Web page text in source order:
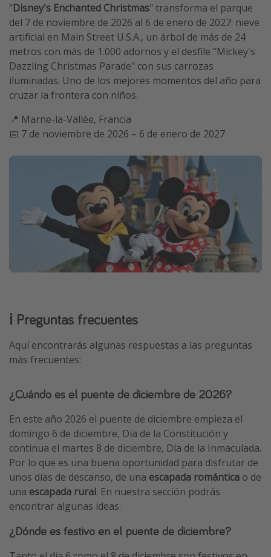
"Disney's Enchanted Christmas" transforma el parque
del 7 de noviembre de 2026 al 6 de enero de 2027: nieve
artificial en Main Street U.S.A., un árbol de más de 24
metros con más de 1.000 adornos y el desfile "Mickey's
Dazzling Christmas Parade" con sus carrozas
iluminadas. Uno de los mejores momentos del año para
cruzar la frontera con niños.
📍 Marne-la-Vallée, Francia
📅 7 de noviembre de 2026 – 6 de enero de 2027
ℹ️ Preguntas frecuentes
Aquí encontrarás algunas respuestas a las preguntas
más frecuentes:
¿Cuándo es el puente de diciembre de 2026?
En este año 2026 el puente de diciembre empieza el
domingo 6 de diciembre, Día de la Constitución y
continua el martes 8 de diciembre, Día de la Inmaculada.
Por lo que es una buena oportunidad para disfrutar de
unos días de descanso, de una escapada romántica o de
una escapada rural. En nuestra sección podrás
encontrar algunas ideas.
¿Dónde es festivo en el puente de diciembre?